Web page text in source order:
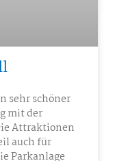
sehr schöner
mit der
Attraktionen
auch für
Parkanlage